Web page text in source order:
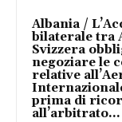
Albania /
bilaterale tra
Svizzera
negoziare le
relative
prima di
all’arbitrato...